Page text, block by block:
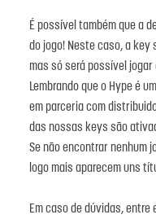
É possível também que a
do jogo! Neste caso, a
mas só será possível
Lembrando que o Hype é
em parceria com
das nossas keys são
Se não encontrar nenhum
logo mais aparecem uns
Em caso de dúvidas,